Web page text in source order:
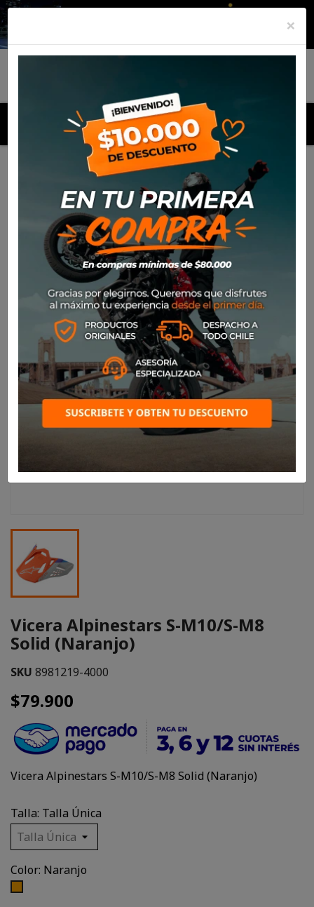
MENU
Productos
Vicera Alpinestars S-M10/S-M8 Solid
Vicera Alpinestars S-M10/S-M8
Solid (Naranjo)
SKU 8981219-4000
$79.900
Vicera Alpinestars S-M10/S-M8 Solid (Naranjo)
Talla: Talla Única
Color: Naranjo
×